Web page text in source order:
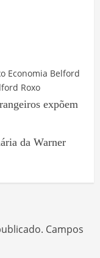
Economia Belford
Roxo
expõem
da Warner
Campos